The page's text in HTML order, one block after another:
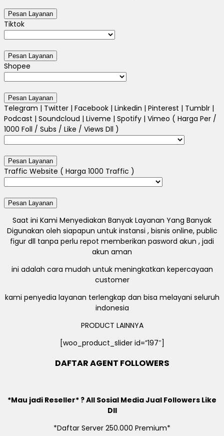
Tiktok
Shopee
Telegram | Twitter | Facebook | Linkedin | Pinterest | Tumblr |
Podcast | Soundcloud | Liveme | Spotify | Vimeo ( Harga Per /
1000 Foll / Subs / Like / Views Dll )
Traffic Website ( Harga 1000 Traffic )
Saat ini Kami Menyediakan Banyak Layanan Yang Banyak
Digunakan oleh siapapun untuk instansi , bisnis online, public
figur dll tanpa perlu repot memberikan pasword akun , jadi
akun aman
ini adalah cara mudah untuk meningkatkan kepercayaan
customer
kami penyedia layanan terlengkap dan bisa melayani seluruh
indonesia
PRODUCT LAINNYA
[woo_product_slider id=”197″]
DAFTAR AGENT FOLLOWERS
*Mau jadi Reseller* ? All Sosial Media Jual Followers Like
Dll
*Daftar Server 250.000 Premium*